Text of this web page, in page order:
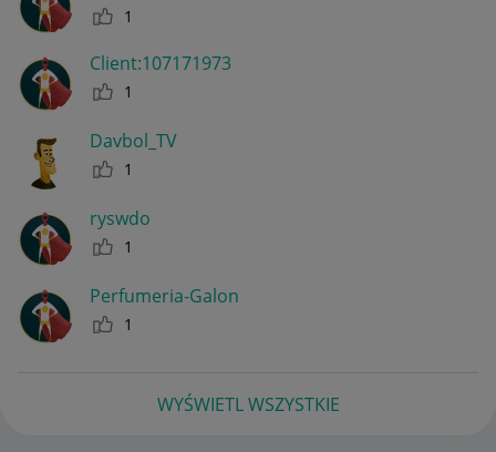
1
Client:107171973
1
Davbol_TV
1
ryswdo
1
Perfumeria-Galon
1
WYŚWIETL WSZYSTKIE